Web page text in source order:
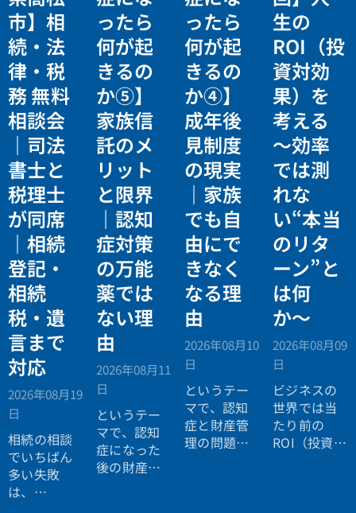
市】相
続・法
律・税
務 無料
相談会
｜司法
書士と
税理士
が同席
｜相続
登記・
相続
税・遺
言まで
対応
2026年08月19
日
相続の相談
でいちばん
多い失敗
は、
ったら
何が起
きるの
か⑤】
家族信
託のメ
リット
と限界
｜認知
症対策
の万能
薬では
ない理
由
2026年08月11
日
というテー
マで、認知
症になった
後の財産管
ったら
何が起
きるの
か④】
成年後
見制度
の現実
｜家族
でも自
由にで
きなく
なる理
由
2026年08月10
日
というテー
マで、認知
症と財産管
理の問題に
生の
ROI（投
資対効
果）を
考える
〜効率
では測
れな
い“本当
のリタ
ーン”と
は何
か〜
2026年08月09
日
ビジネスの
世界では当
たり前の
ROI（投資対